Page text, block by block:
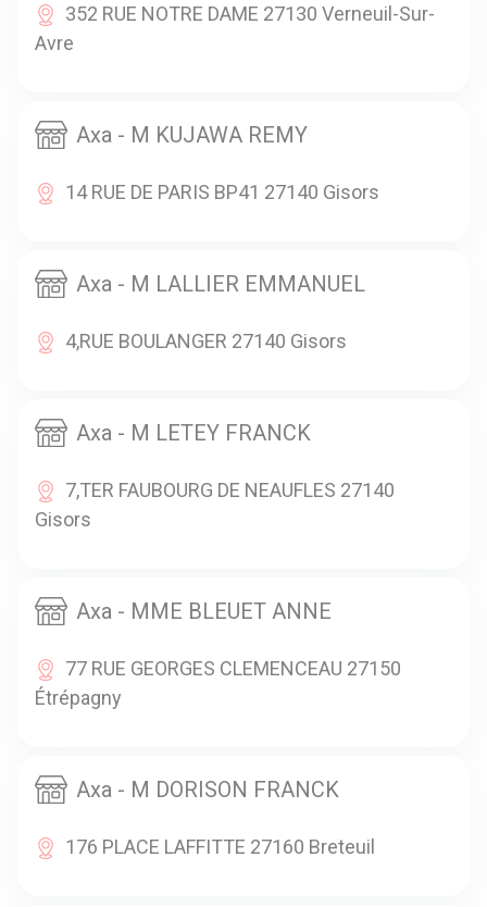
352 RUE NOTRE DAME 27130 Verneuil-Sur-
Avre
Axa - M KUJAWA REMY
14 RUE DE PARIS BP41 27140 Gisors
Axa - M LALLIER EMMANUEL
4,RUE BOULANGER 27140 Gisors
Axa - M LETEY FRANCK
7,TER FAUBOURG DE NEAUFLES 27140
Gisors
Axa - MME BLEUET ANNE
77 RUE GEORGES CLEMENCEAU 27150
Étrépagny
Axa - M DORISON FRANCK
176 PLACE LAFFITTE 27160 Breteuil